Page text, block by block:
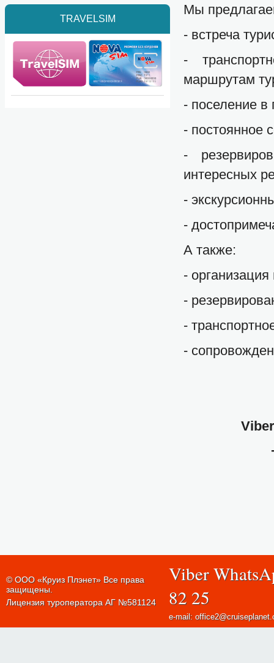
TRAVELSIM
Мы
- встреча
-
маршрутам
- поселение в
- постоянное
-
интересных
-
-
А также:
-
-
-
-
© ООО «Круиз Плэнет» Все права
защищены.
Лицензия туроператора АГ №581124
Viber
82 25
e-mail: